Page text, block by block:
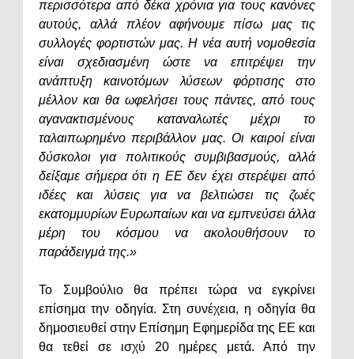
περισσότερα από δέκα χρόνια για τους κανόνες
αυτούς, αλλά πλέον αφήνουμε πίσω μας τις
συλλογές φορτιστών μας. Η νέα αυτή νομοθεσία
είναι σχεδιασμένη ώστε να επιτρέψει την
ανάπτυξη καινοτόμων λύσεων φόρτισης στο
μέλλον και θα ωφελήσει τους πάντες, από τους
αγανακτισμένους καταναλωτές μέχρι το
ταλαιπωρημένο περιβάλλον μας. Οι καιροί είναι
δύσκολοι για πολιτικούς συμβιβασμούς, αλλά
δείξαμε σήμερα ότι η ΕΕ δεν έχει στερέψει από
ιδέες και λύσεις για να βελτιώσει τις ζωές
εκατομμυρίων Ευρωπαίων και να εμπνεύσει άλλα
μέρη του κόσμου να ακολουθήσουν το
παράδειγμά της.»
Το Συμβούλιο θα πρέπει τώρα να εγκρίνει
επίσημα την οδηγία. Στη συνέχεια, η οδηγία θα
δημοσιευθεί στην Επίσημη Εφημερίδα της ΕΕ και
θα τεθεί σε ισχύ 20 ημέρες μετά. Από την